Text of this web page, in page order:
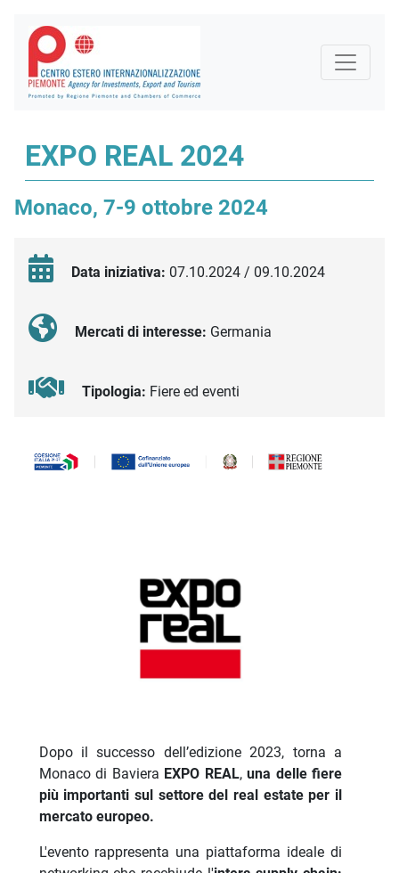
EXPO REAL 2024
Monaco, 7-9 ottobre 2024
Data iniziativa: 07.10.2024 / 09.10.2024
Mercati di interesse: Germania
Tipologia: Fiere ed eventi
Dopo il successo dell’edizione 2023, torna a
Monaco di Baviera EXPO REAL,una delle fiere
più importanti sul settore del real estate per il
mercato europeo.
L'evento rappresenta una piattaforma ideale di